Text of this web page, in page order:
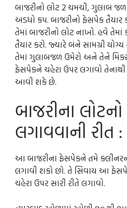
બાજરીનો લોટ 2 ચમચી, ગુલાબ
અડધો કપ. બાજરીનો ફેસપેક તૈયાર
તેમાં બાજરીનો લોટ નાખો. હવે
તૈયાર કરો. જ્યારે બંને સામગ્રી
તેમાં ગુલાબજળ ઉમેરો અને તેને
ફેસપેકને ચહેરા ઉપર લગાવો તેનાથી
આવી શકે છે.
બાજરીના
લગાવવાની રીત :
આ બાજરીના ફેસપેકને તમે
લગાવી શકો છો. તે સિવાય આ
ચહેરા ઉપર સારી રીતે લગાવો.